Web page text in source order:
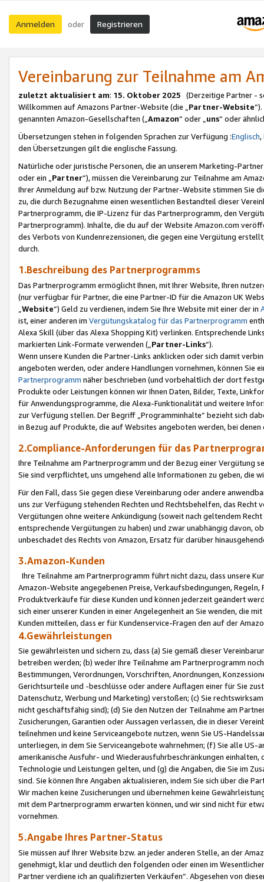
Anmelden oder Registrieren
Vereinbarung zur Teilnahme am
zuletzt aktualisiert am: 15. Oktober 2025 (Derzeitige Partner -
Willkommen auf Amazons Partner-Website (die „Partner-Website
genannten Amazon-Gesellschaften („Amazon“ oder „uns“ oder
Übersetzungen stehen in folgenden Sprachen zur Verfügung :Englisch,
den Übersetzungen gilt die englische Fassung.
Natürliche oder juristische Personen, die an unserem Marketing-
oder ein „Partner“), müssen die Vereinbarung zur Teilnahme am
Ihrer Anmeldung auf bzw. Nutzung der Partner-Website stimmen Sie
zu, die durch Bezugnahme einen wesentlichen Bestandteil dieser
Partnerprogramm, die IP-Lizenz für das Partnerprogramm, den
Partnerprogramm). Inhalte, die du auf der Website Amazon.com
des Verbots von Kundenrezensionen, die gegen eine Vergütung
durch.
1.Beschreibung des Partnerprogramms
Das Partnerprogramm ermöglicht Ihnen, mit Ihrer Website, Ihren
(nur verfügbar für Partner, die eine Partner-ID für die Amazon UK
Website“) Geld zu verdienen, indem Sie Ihre Website mit einer der in
ist, einer anderen im Vergütungskatalog für das Partnerprogramm
Alexa Skill (über das Alexa Shopping Kit) verlinken. Entsprechende
markierten Link-Formate verwenden („ Partner-Links“).
Wenn unsere Kunden die Partner-Links anklicken oder sich damit
angeboten werden, oder andere Handlungen vornehmen, können Sie
Partnerprogramm näher beschrieben (und vorbehaltlich der dort
Produkte oder Leistungen können wir Ihnen Daten, Bilder, Texte,
für Anwendungsprogramme, die Alexa-Funktionalität und weitere
zur Verfügung stellen. Der Begriff „Programminhalte“ bezieht sich
in Bezug auf Produkte, die auf Websites angeboten werden, bei
2.Compliance-Anforderungen für das
Ihre Teilnahme am Partnerprogramm und der Bezug einer Vergütung
Sie sind verpflichtet, uns umgehend alle Informationen zu geben, die
Für den Fall, dass Sie gegen diese Vereinbarung oder andere
uns zur Verfügung stehenden Rechten und Rechtsbehelfen, das
Vergütungen ohne weitere Ankündigung (soweit nach geltendem
entsprechende Vergütungen zu haben) und zwar unabhängig davon,
unbeschadet des Rechts von Amazon, Ersatz für darüber
3.Amazon-Kunden
Ihre Teilnahme am Partnerprogramm führt nicht dazu, dass unsere
Amazon-Website angegebenen Preise, Verkaufsbedingungen,
Produktverkäufe für diese Kunden und können jederzeit geändert
sich einer unserer Kunden in einer Angelegenheit an Sie wenden, die
Kunden mitteilen, dass er für Kundenservice-Fragen den auf der
4.Gewährleistungen
Sie gewährleisten und sichern zu, dass (a) Sie gemäß dieser
betreiben werden; (b) weder Ihre Teilnahme am Partnerprogramm
Bestimmungen, Verordnungen, Vorschriften, Anordnungen,
Gerichtsurteile und -beschlüsse oder andere Auflagen einer für Sie
Datenschutz, Werbung und Marketing) verstoßen; (c) Sie
nicht geschäftsfähig sind); (d) Sie den Nutzen der Teilnahme am
Zusicherungen, Garantien oder Aussagen verlassen, die in dieser
teilnehmen und keine Serviceangebote nutzen, wenn Sie US-
unterliegen, in dem Sie Serviceangebote wahrnehmen; (f) Sie alle
amerikanische Ausfuhr- und Wiederausfuhrbeschränkungen
Technologie und Leistungen gelten, und (g) die Angaben, die Sie im
sind. Sie können Ihre Angaben aktualisieren, indem Sie sich über die
Wir machen keine Zusicherungen und übernehmen keine
mit dem Partnerprogramm erwarten können, und wir sind nicht für
vornehmen.
5.Angabe Ihres Partner-Status
Sie müssen auf Ihrer Website bzw. an jeder anderen Stelle, an der
genehmigt, klar und deutlich den folgenden oder einen im
Partner verdiene ich an qualifizierten Verkäufen“. Abgesehen von